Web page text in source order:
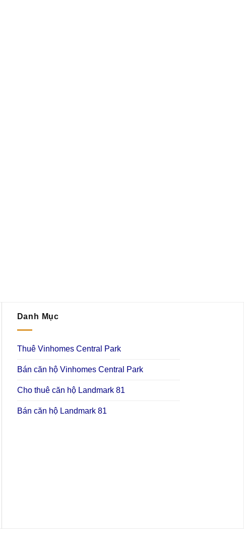
Danh Mục
Thuê Vinhomes Central Park
Bán căn hộ Vinhomes Central Park
Cho thuê căn hộ Landmark 81
Bán căn hộ Landmark 81